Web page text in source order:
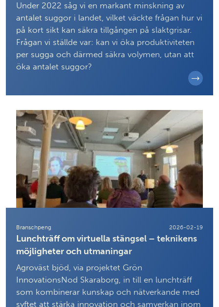
Under 2022 såg vi en markant minskning av
antalet suggor i landet, vilket väckte frågan hur vi
på kort sikt kan säkra tillgången på slaktgrisar.
Frågan vi ställde var: kan vi öka produktiviteten
per sugga och därmed säkra volymen, utan att
öka antalet suggor?
Branschpeng 2026-02-19
Lunchträff om virtuella stängsel – teknikens
möjligheter och utmaningar
Agroväst bjöd, via projektet Grön
InnovationsNod Skaraborg, in till en lunchträff
som kombinerar kunskap och nätverkande med
syftet att stärka innovation och samverkan inom